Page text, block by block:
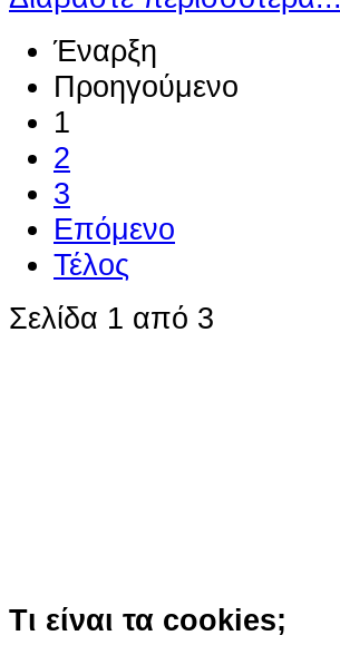
Έναρξη
Προηγούμενο
1
2
3
Επόμενο
Τέλος
Σελίδα 1 από 3
Τι είναι τα cookies;